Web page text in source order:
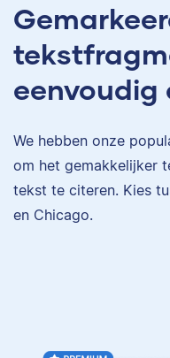
eenvoudig
We hebben onze
om het gemakkelijker
tekst te citeren. Kies
en Chicago.